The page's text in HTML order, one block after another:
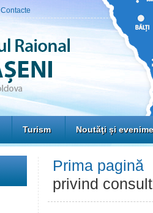
Contacte
Turism Noutăţi și
Prima pagină
privind